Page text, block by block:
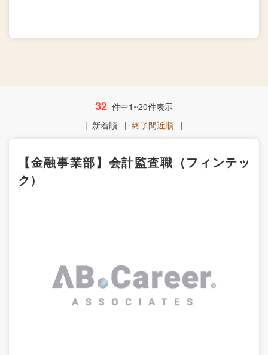
32 件中1~20件表示
| 新着順 | 終了間近順 |
【金融事業部】会計監査職（フィンテッ
ク）